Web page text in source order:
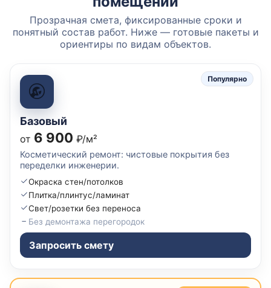
Прозрачная смета, фиксированные сроки и
понятный состав работ. Ниже — готовые пакеты и
ориентиры по видам объектов.
Популярно
Базовый
от 6 900 ₽/м²
Косметический ремонт: чистовые покрытия без
переделки инженерии.
Окраска стен/потолков
Плитка/плинтус/ламинат
Свет/розетки без переноса
Без демонтажа перегородок
Запросить смету